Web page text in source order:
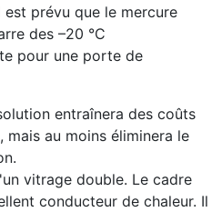
prévu que le mercure
des –20 °C
pour une porte de
entraînera des coûts
au moins éliminera le
vitrage double. Le cadre
conducteur de chaleur. Il